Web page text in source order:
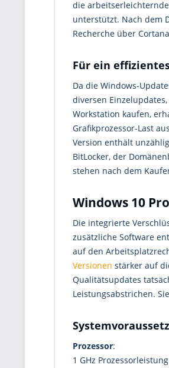
die
unterstützt. Nach dem
Recherche über
Für ein
Da die Windows-
diversen
Workstation kaufen,
Grafikprozessor-Last
Version enthält
BitLocker, der
stehen nach dem
Windows 10
Die integrierte
zusätzliche Software
auf den
Versionen stärker auf
Qualitätsupdates
Leistungsabstrichen.
Prozessor:
1 GHz